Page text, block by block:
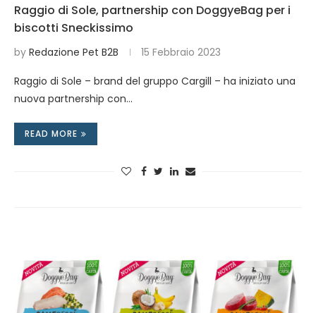
Raggio di Sole, partnership con DoggyeBag per i
biscotti Sneckissimo
by Redazione Pet B2B 15 Febbraio 2023
Raggio di Sole – brand del gruppo Cargill – ha iniziato una
nuova partnership con…
READ MORE